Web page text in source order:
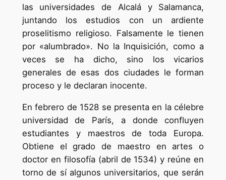
las universidades de Alcalá y Salamanca,
juntando los estudios con un ardiente
proselitismo religioso. Falsamente le tienen
por «alumbrado». No la Inquisición, como a
veces se ha dicho, sino los vicarios
generales de esas dos ciudades le forman
proceso y le declaran inocente.
En febrero de 1528 se presenta en la célebre
universidad de París, a donde confluyen
estudiantes y maestros de toda Europa.
Obtiene el grado de maestro en artes o
doctor en filosofía (abril de 1534) y reúne en
torno de sí algunos universitarios, que serán